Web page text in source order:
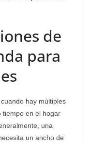
de
para
hay múltiples
tiempo en el hogar
una
un ancho de